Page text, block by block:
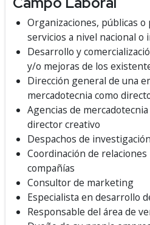
Organizaciones, públicas o
servicios a nivel nacional o
Desarrollo y
y/o mejoras de los
Dirección general de una
mercadotecnia como
Agencias de
director creativo
Despachos de
Coordinación de relaciones
compañías
Consultor de marketing
Especialista en desarrollo
Responsable del área de